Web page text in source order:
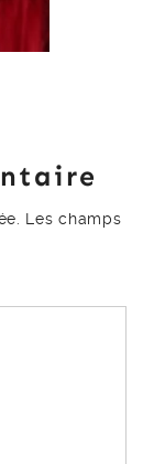
Les champs